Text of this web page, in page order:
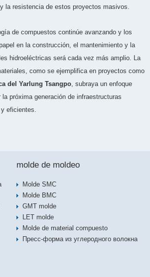
la resistencia de estos proyectos masivos.
de compuestos continúe avanzando y los
en la construcción, el mantenimiento y la
hidroeléctricas será cada vez más amplio. La
como se ejemplifica en proyectos como
del Yarlung Tsangpo, subraya un enfoque
próxima generación de infraestructuras
eficientes.
molde de moldeo
Molde SMC
Molde BMC
GMT molde
LET molde
Molde de material compuesto
Пресс-форма из углеродного волокна